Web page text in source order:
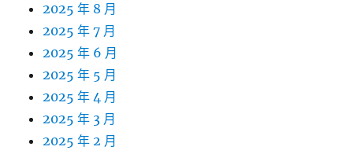
2025 年 8 月
2025 年 7 月
2025 年 6 月
2025 年 5 月
2025 年 4 月
2025 年 3 月
2025 年 2 月